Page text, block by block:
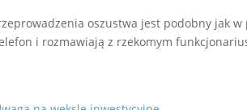
oszustwa jest podobny jak w
i rozmawiają z rzekomym